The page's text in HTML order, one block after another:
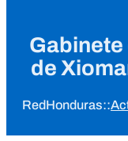
de
RedHonduras::